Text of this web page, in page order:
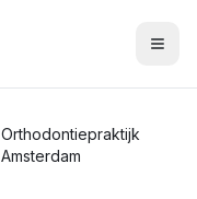
Orthodontiepraktijk
Amsterdam